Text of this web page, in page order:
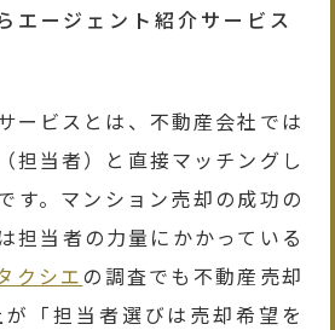
エージェント紹介サービス
ービスとは、不動産会社では
担当者）と直接マッチングし
す。マンション売却の成功の
担当者の力量にかかっている
クシエの調査でも不動産売却
「担当者選びは売却希望を